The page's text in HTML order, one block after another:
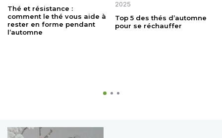
Thé et résistance :
comment le thé vous aide à
rester en forme pendant
l’automne
2025
Top 5 des thés d’automne
pour se réchauffer